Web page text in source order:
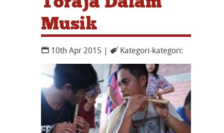
Musik
10th Apr 2015 | Kategori-kategori: